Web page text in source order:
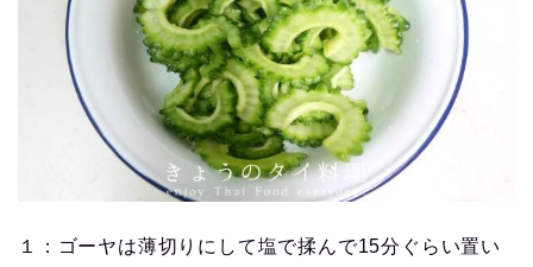
１：ゴーヤは薄切りにして塩で揉んで15分ぐらい置い